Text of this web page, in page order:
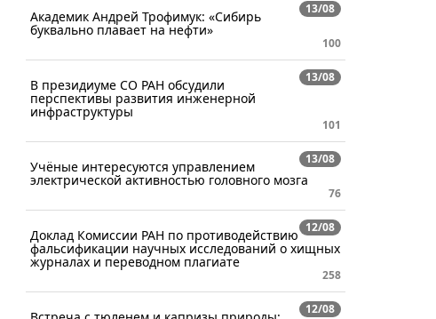
13/08
Академик Андрей Трофимук: «Сибирь
буквально плавает на нефти»
100
13/08
В президиуме СО РАН обсудили
перспективы развития инженерной
инфраструктуры
101
13/08
Учёные интересуются управлением
электрической активностью головного мозга
76
12/08
Доклад Комиссии РАН по противодействию
фальсификации научных исследований о хищных
журналах и переводном плагиате
258
12/08